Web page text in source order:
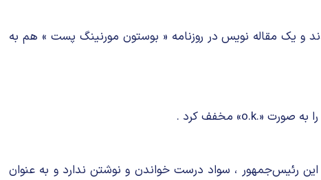
را چاپ می‌کردند و یک مقاله‌ نویس در روزنامه « بوستون مورنینگ پست » هم به
رئیس‌جمهور ، سواد درست خواندن و نوشتن ندارد و به عنوان